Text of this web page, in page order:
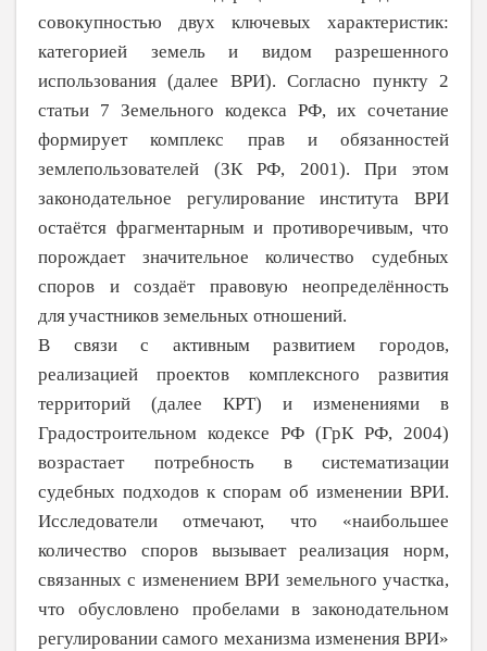
совокупностью двух ключевых характе­ристик:
категорией земель и видом разре­шенного
использования (далее ВРИ). Согласно пункту 2
статьи 7 Земельного кодекса РФ, их сочетание
формирует комплекс прав и обязанностей
землепользо­вателей (ЗК РФ, 2001). При этом
законода­тельное регулирование института ВРИ
остаётся фрагментарным и противоречивым, что
порождает значительное количество судебных
споров и создаёт правовую не­определённость
дляучастников земельных отношений.
В связи с активным развитием городов,
реализацией проектов комплексного разви­тия
территорий (далее КРТ) и изменениями в
Градостроительном кодексе РФ (ГрК РФ, 2004)
возрастает потребность в
систематиза­ции
судебных подходов к спорам об измене­нии ВРИ.
Исследователи отмечают, что «наибольшее
количество споров вызывает реализация норм,
связанных с изменением ВРИ земельного участка,
что обусловлено пробелами в законодательном
регулирова­нии самого механизма изменения ВРИ»